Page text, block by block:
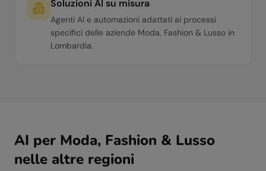
Soluzioni AI su misura
Agenti AI e automazioni adattati ai processi
specifici delle aziende Moda, Fashion & Lusso in
Lombardia.
AI per Moda, Fashion & Lusso
nelle altre regioni